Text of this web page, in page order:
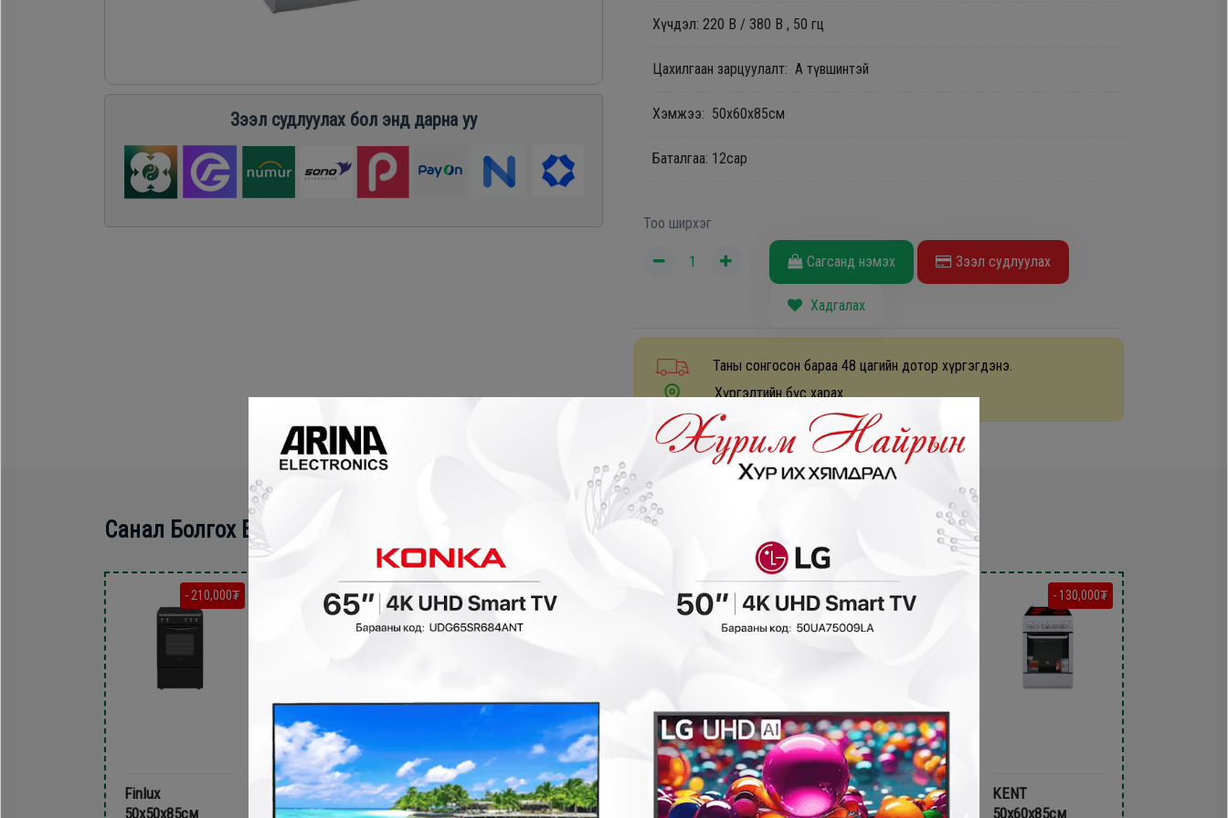
Зээл судлуулах бол энд дарна уу
Хүчдэл: 220 В / 380 В , 50 гц
Цахилгаан зарцуулалт: А түвшинтэй
Хэмжээ: 50x60x85см
Баталгаа: 12сар
Тоо ширхэг
Сагсанд нэмэх Зээл судлуулах
Хадгалах
Таны сонгосон бараа 48 цагийн дотор хүргэгдэнэ.
Хүргэлтийн бүс харах
Санал Болгох Бүтээгдэхүүн
- 210,000₮
Finlux
50х50х85см
- 300,000₮
Homelux
50х60х85см
- 150,000₮
Finlux
50х60х85см
- 230,000₮
Finlux
60х60х85см
- 200,000₮
Bravo 60х60х85
керамик плитка
- 130,000₮
KENT
50х60x85см